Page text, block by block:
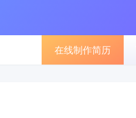
在线制作简历